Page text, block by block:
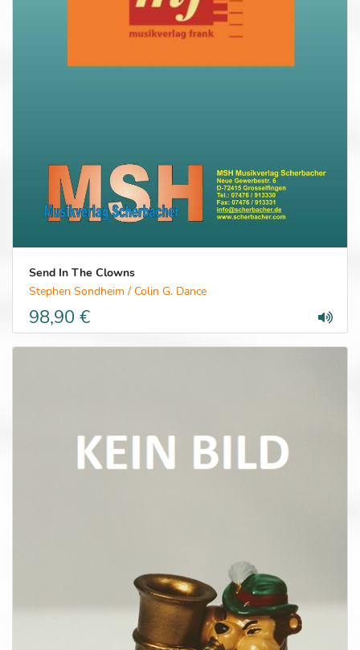
Send In The Clowns
Stephen Sondheim / Colin G. Dance
98,90 €